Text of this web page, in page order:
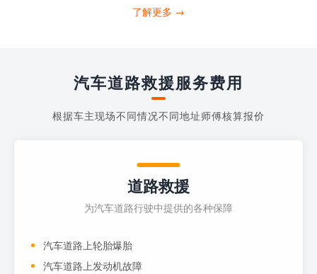
打4006363122请求送油人员来帮助你。
了解更多 →
汽车道路救援服务费用
根据车主现场不同情况不同地址师傅核算报价
道路救援
为汽车道路行驶中提供的各种保障
汽车道路上轮胎爆胎
汽车道路上发动机故障